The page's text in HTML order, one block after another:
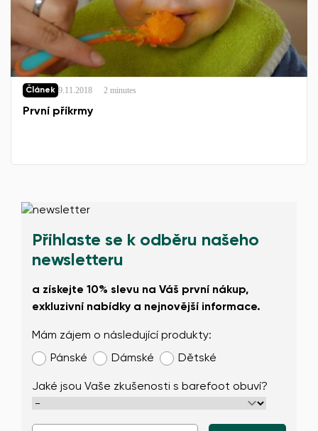
Změnit region
Vyberte zemi dodání
Článek 9.11.2018 2 minutes
První příkrmy
Přihlaste se k odběru našeho
newsletteru
a získejte 10% slevu na Váš první nákup,
exkluzivní nabídky a nejnovější informace.
Mám zájem o následující produkty:
Pánské
Dámské Dětské
Jaké jsou Vaše zkušenosti s barefoot obuví?